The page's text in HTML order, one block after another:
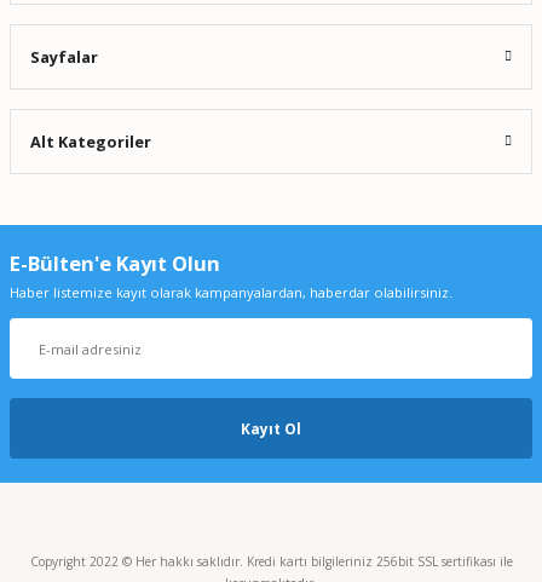
Sayfalar
Alt Kategoriler
E-Bülten'e Kayıt Olun
Haber listemize kayıt olarak kampanyalardan, haberdar olabilirsiniz.
Kayıt Ol
Copyright 2022 © Her hakkı saklıdır. Kredi kartı bilgileriniz 256bit SSL sertifikası ile